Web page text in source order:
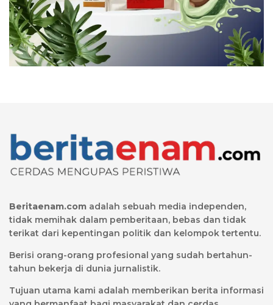
Beritaenam.com adalah sebuah media independen,
tidak memihak dalam pemberitaan, bebas dan tidak
terikat dari kepentingan politik dan kelompok tertentu.
Berisi orang-orang profesional yang sudah bertahun-
tahun bekerja di dunia jurnalistik.
Tujuan utama kami adalah memberikan berita informasi